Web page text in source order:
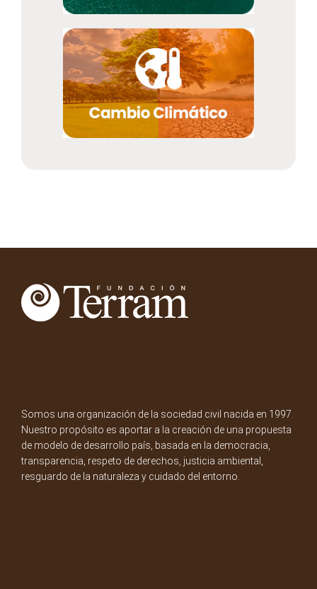
Somos una organización de la sociedad civil nacida en 1997.
Nuestro propósito es aportar a la creación de una propuesta
de modelo de desarrollo país, basada en la democracia,
transparencia, respeto de derechos, justicia ambiental,
resguardo de la naturaleza y cuidado del entorno.